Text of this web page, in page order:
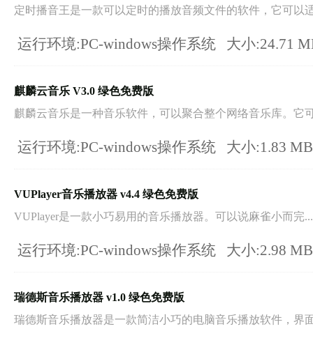
定时播音王是一款可以定时的播放音频文件的软件，它可以
运行环境:PC-windows操作系统 大小:24.71
麒麟云音乐 V3.0 绿色免费版
麒麟云音乐是一种音乐软件，可以聚合整个网络音乐库。它
运行环境:PC-windows操作系统 大小:1.83
VUPlayer音乐播放器 v4.4 绿色免费版
VUPlayer是一款小巧易用的音乐播放器。可以说麻雀小而完...
运行环境:PC-windows操作系统 大小:2.98
瑞德斯音乐播放器 v1.0 绿色免费版
瑞德斯音乐播放器是一款简洁小巧的电脑音乐播放软件，界